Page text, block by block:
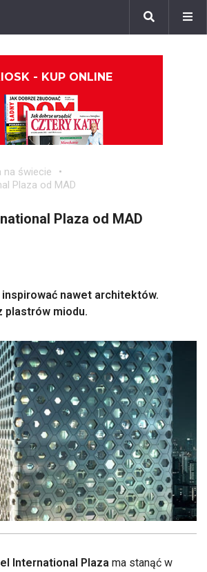
- KUP ONLINE
na świecie
Plaza od MAD
Plaza od MAD
nawet architektów.
plastrów miodu.
International Plaza ma stanąć w